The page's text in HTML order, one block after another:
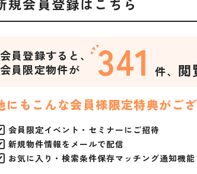
会員登録すると、
会員限定物件が
341 件、 閲
にもこんな会員様限定特典がご
会員限定イベント・セミナーにご招待
新規物件情報をメールで配信
お気に入り・検索条件保存マッチング通知機能